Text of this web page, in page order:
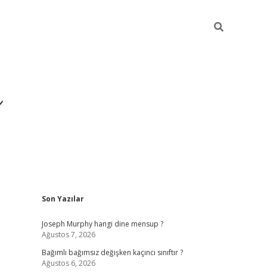
Sidebar
Son Yazılar
Joseph Murphy hangi dine mensup ?
Ağustos 7, 2026
Bağımlı bağımsız değişken kaçıncı sınıftır ?
Ağustos 6, 2026